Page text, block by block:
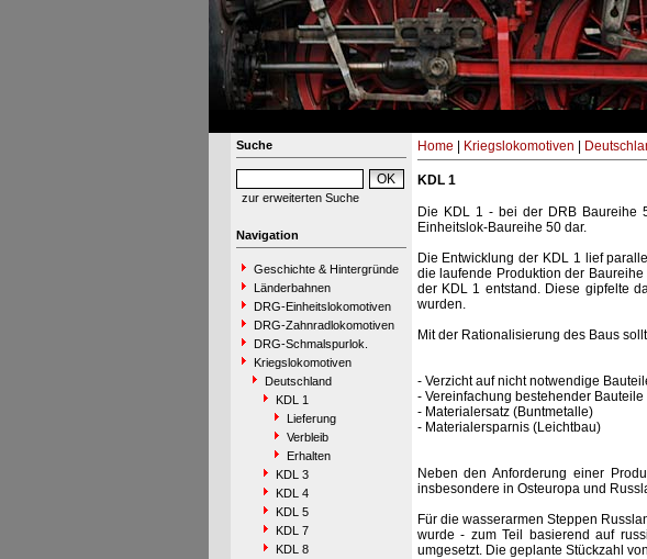
Suche
zur erweiterten Suche
Navigation
Geschichte & Hintergründe
Länderbahnen
DRG-Einheitslokomotiven
DRG-Zahnradlokomotiven
DRG-Schmalspurlok.
Kriegslokomotiven
Deutschland
KDL 1
Lieferung
Verbleib
Erhalten
KDL 3
KDL 4
KDL 5
KDL 7
KDL 8
Home Kriegslokomotiven
KDL 1
Die KDL 1 - bei der DRB Baureihe
Einheitslok-Baureihe 50 dar.
Die Entwicklung der KDL 1 lief
die laufende Produktion der
der KDL 1 entstand. Diese gipfelte
wurden.
Mit der Rationalisierung des Baus
- Verzicht auf nicht notwendige
- Vereinfachung bestehender Bauteile
- Materialersatz (Buntmetalle)
- Materialersparnis (Leichtbau)
Neben den Anforderung einer
insbesondere in Osteuropa und
Für die wasserarmen Steppen
wurde - zum Teil basierend auf
umgesetzt. Die geplante Stückzahl